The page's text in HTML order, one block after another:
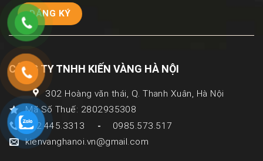
CÔNG TY TNHH KIẾN VÀNG HÀ NỘI
302 Hoàng văn thái, Q. Thanh Xuân, Hà Nội
Mã Số Thuế: 2802935308
082.445.3313
-
0985.573.517
kienvanghanoi.vn@gmail.com